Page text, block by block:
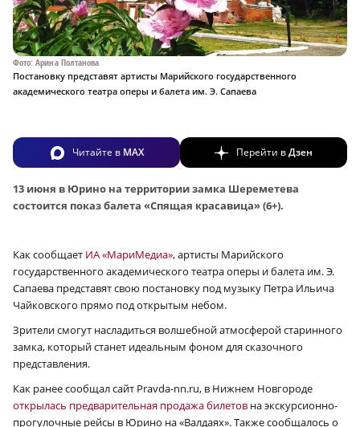
Фото: Арина Полтанова
Постановку представят артисты Марийского государственного
академического театра оперы и балета им. Э. Сапаева
Читайте в MAX Перейти вДзен
13 июня в Юрино на территории замка Шереметева
состоится показ балета «Спящая красавица» (6+).
Как сообщает ИА «МариМедиа», артисты Марийского
государственного академического театра оперы и балета им. Э.
Сапаева представят свою постановку под музыку Петра Ильича
Чайковского прямо под открытым небом.
Зрители смогут насладиться волшебной атмосферой старинного
замка, который станет идеальным фоном для сказочного
представления.
Как ранее сообщал сайт Pravda-nn.ru, в Нижнем Новгороде
открылась предварительная продажа билетов на экскурсионно-
прогулочные рейсы в Юрино на «Валдаях». Также сообщалось о